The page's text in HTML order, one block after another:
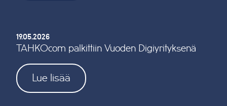
19.05.2026
TAHKOcom palkittiin Vuoden Digiyrityksenä
Lue lisää